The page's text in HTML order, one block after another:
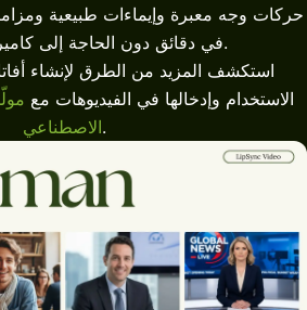
حركات وجه معبرة وإيماءات طبيعية
في دقائق دون الحاجة إلى كاميرات أو ممثلين.
استكشف المزيد من الطرق لإنشاء
الاستخدام وإدخالها في الفيديوهات مع
الاصطناعي.